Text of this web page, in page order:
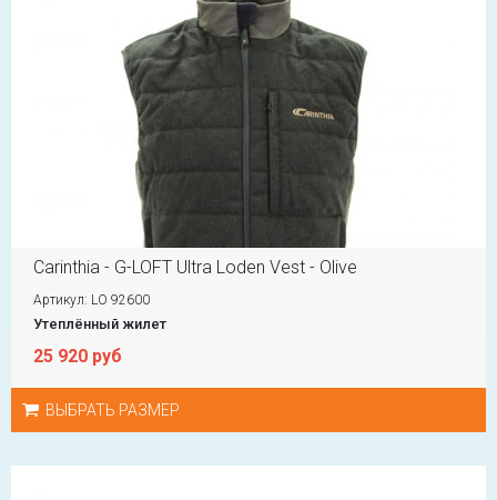
Carinthia - G-LOFT Ultra Loden Vest - Olive
Артикул: LO 92600
Утеплённый жилет
25 920 руб
ВЫБРАТЬ РАЗМЕР